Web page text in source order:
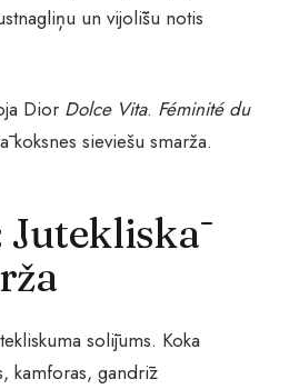
un vijolīšu notis
Dior Dolce Vita. Féminité du
sieviešu smarža.
Jutekliskā
solījums. Koka
kamforas, gandrīz